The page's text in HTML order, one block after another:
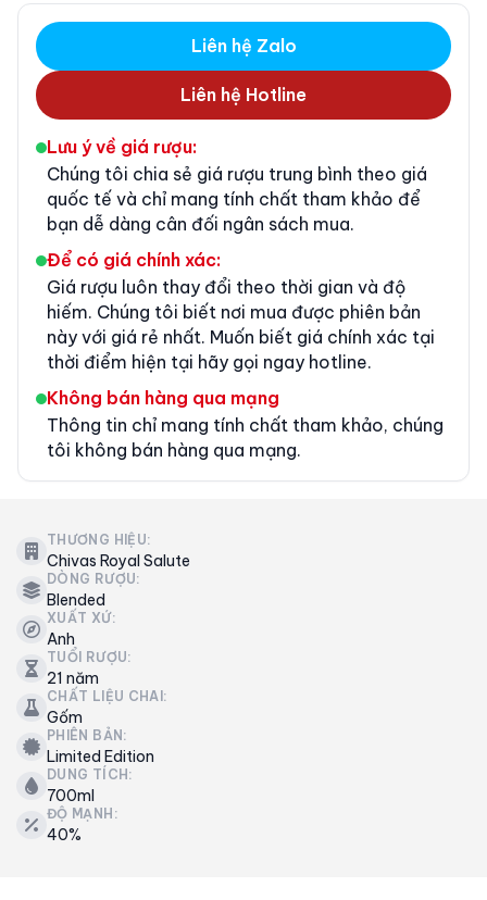
Liên hệ Zalo
Liên hệ Hotline
Lưu ý về giá rượu:
Chúng tôi chia sẻ giá rượu trung bình theo giá
quốc tế và chỉ mang tính chất tham khảo để
bạn dễ dàng cân đối ngân sách mua.
Để có giá chính xác:
Giá rượu luôn thay đổi theo thời gian và độ
hiếm. Chúng tôi biết nơi mua được phiên bản
này với giá rẻ nhất. Muốn biết giá chính xác tại
thời điểm hiện tại hãy gọi ngay hotline.
Không bán hàng qua mạng
Thông tin chỉ mang tính chất tham khảo, chúng
tôi không bán hàng qua mạng.
THƯƠNG HIỆU:
Chivas Royal Salute
DÒNG RƯỢU:
Blended
XUẤT XỨ:
Anh
TUỔI RƯỢU:
21 năm
CHẤT LIỆU CHAI:
Gốm
PHIÊN BẢN:
Limited Edition
DUNG TÍCH:
700ml
ĐỘ MẠNH:
40%